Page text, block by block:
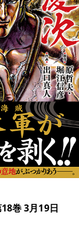
巻 3月19日